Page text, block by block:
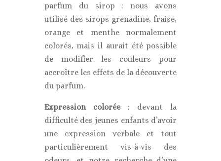
parfum du sirop : nous avons
utilisé des sirops grenadine, fraise,
orange et menthe normalement
colorés, mais il aurait été possible
de modifier les couleurs pour
accroître les effets de la découverte
du parfum.
Expression colorée : devant la
difficulté des jeunes enfants d’avoir
une expression verbale et tout
particulièrement vis-à-vis des